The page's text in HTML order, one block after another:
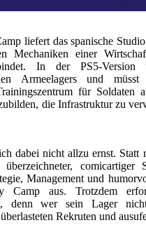
liefert das spanische
Mechaniken einer
In der PS5-
Armeelagers und
für Soldaten
die Infrastruktur zu
dabei nicht allzu ernst. Statt
Management und
Camp aus. Trotzdem
denn wer sein Lager
Rekruten und